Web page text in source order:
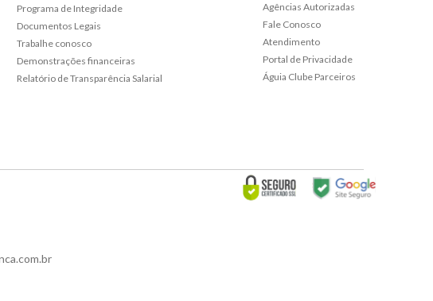
Programa de Integridade
Documentos Legais
Trabalhe conosco
Demonstrações financeiras
Relatório de Transparência Salarial
Agências Autorizadas
Fale Conosco
Atendimento
Portal de Privacidade
Águia Clube Parceiros